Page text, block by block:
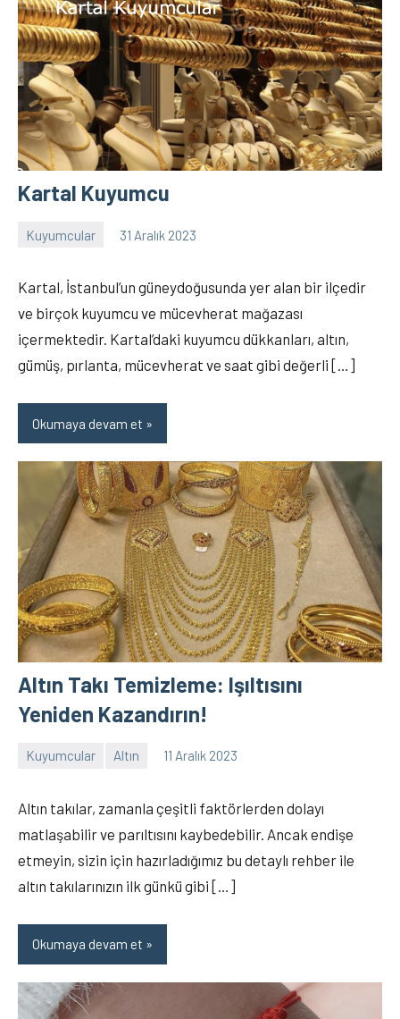
Kartal Kuyumcu
Kuyumcular 31 Aralık 2023
admin
Kartal, İstanbul’un güneydoğusunda yer alan bir ilçedir
ve birçok kuyumcu ve mücevherat mağazası
içermektedir. Kartal’daki kuyumcu dükkanları, altın,
gümüş, pırlanta, mücevherat ve saat gibi değerli […]
Okumaya devam et
Altın Takı Temizleme: Işıltısını
Yeniden Kazandırın!
Kuyumcular Altın 11 Aralık 2023
Recep
Altın takılar, zamanla çeşitli faktörlerden dolayı
matlaşabilir ve parıltısını kaybedebilir. Ancak endişe
etmeyin, sizin için hazırladığımız bu detaylı rehber ile
altın takılarınızın ilk günkü gibi […]
Okumaya devam et